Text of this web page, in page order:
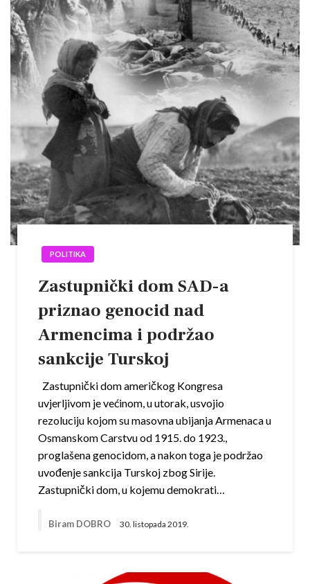
POLITIKA
Zastupnički dom SAD-a
priznao genocid nad
Armencima i podržao
sankcije Turskoj
Zastupnički dom američkog Kongresa
uvjerljivom je većinom, u utorak, usvojio
rezoluciju kojom su masovna ubijanja Armenaca u
Osmanskom Carstvu od 1915. do 1923.,
proglašena genocidom, a nakon toga je podržao
uvođenje sankcija Turskoj zbog Sirije.
Zastupnički dom, u kojemu demokrati…
Biram DOBRO 30. listopada 2019.